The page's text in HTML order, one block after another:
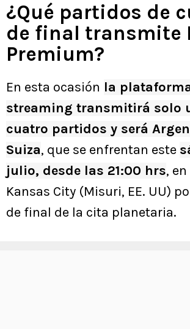
¿Qué partidos de
de final transmite
Premium?
En esta ocasión la
streaming transmitirá solo
cuatro partidos y será
Suiza, que se enfrentan este
julio, desde las 21:00 hrs,
Kansas City (Misuri, EE. UU)
de final de la cita planetaria.